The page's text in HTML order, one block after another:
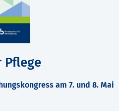
Pflege
am 7. und 8. Mai